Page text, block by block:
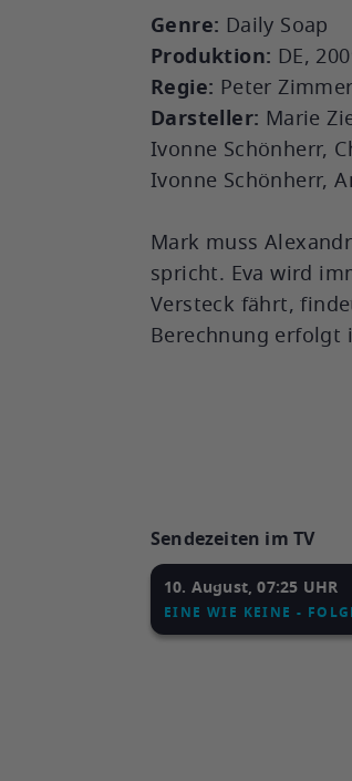
Genre: Daily Soap
Produktion: DE,
Regie: Peter
Darsteller: Marie
Ivonne Schönherr,
Ivonne Schönherr,
Mark muss
spricht. Eva wird
Versteck fährt,
Berechnung erfolgt
Sendezeiten im TV
10. August, 07:25 UHR
EINE WIE KEINE -